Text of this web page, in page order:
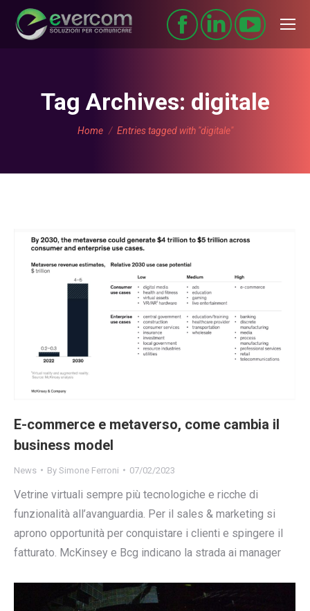
Tag Archives: digitale
You are here:
Home Entries tagged with "digitale"
E-commerce e metaverso, come cambia il
business model
News By Simone Ferroni 07/02/2023
Vetrine virtuali sempre più tecnologiche e ricche di
funzionalità all’avanguardia. Per il sales & marketing si
aprono opportunità per conquistare i clienti e spingere il
fatturato. McKinsey e Bcg indicano la strada ai manager